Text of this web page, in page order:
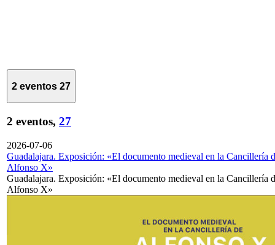
2 eventos 27
2 eventos, 27
2026-07-06
Guadalajara. Exposición: «El documento medieval en la Cancillería
Alfonso X»
Guadalajara. Exposición: «El documento medieval en la Cancillería
Alfonso X»